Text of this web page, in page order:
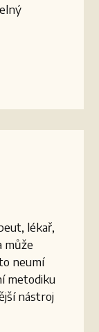
lékař,
může
neumí
metodiku
nástroj